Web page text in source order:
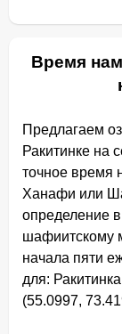
Время
Предлагаем
Ракитинке на
точное время
Ханафи или
определение
шафиитскому
начала пяти
для:
(55.0997,